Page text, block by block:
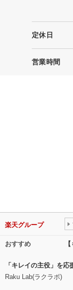
定休日
営業時間
楽天グループ
おすすめ
「キレイの主役」を
Raku Lab(ラクラボ)